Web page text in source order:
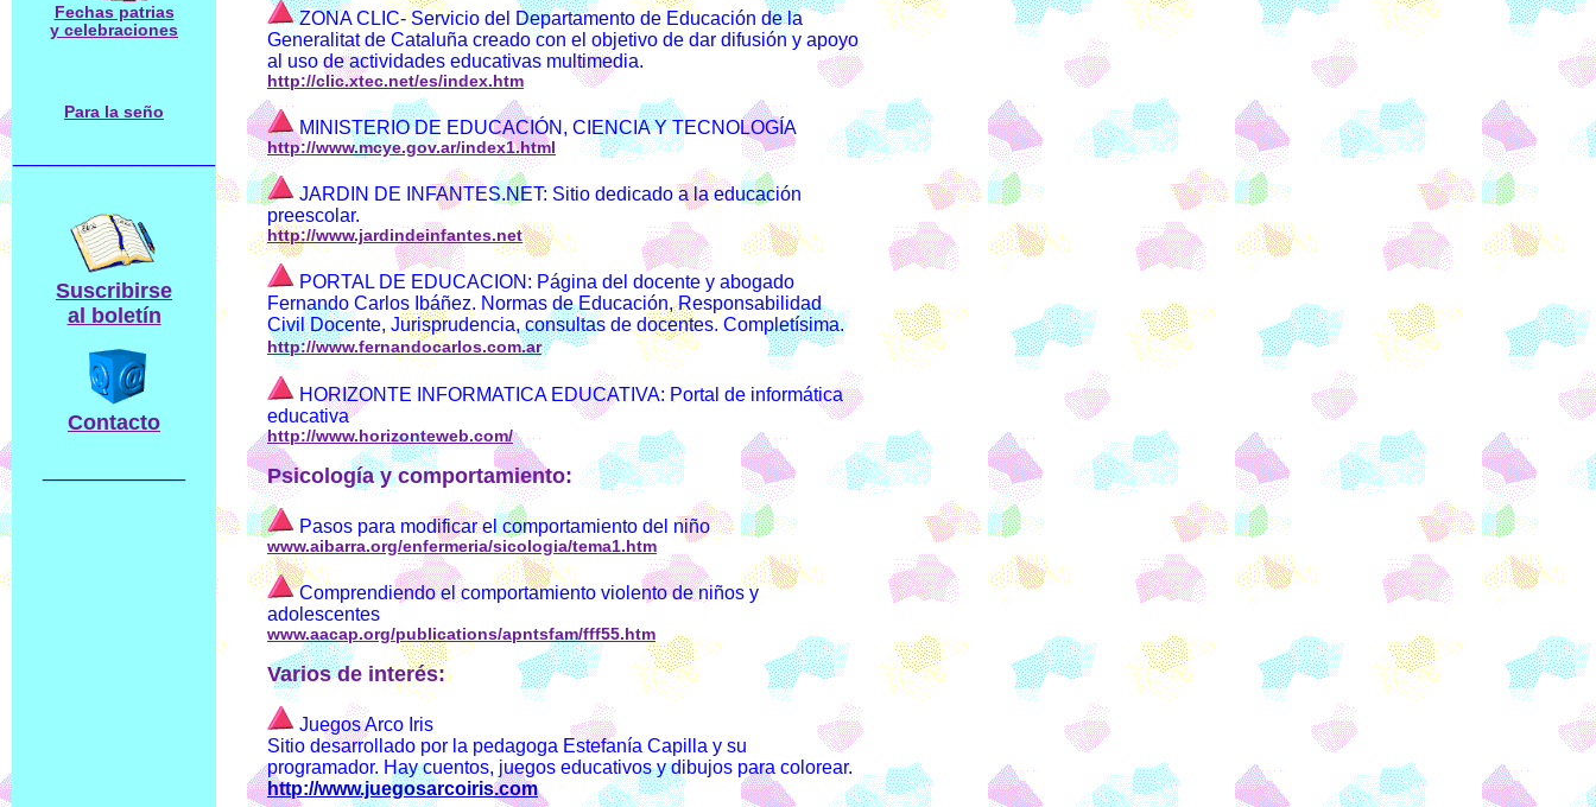
Fechas patrias
y celebraciones
Para la seño
Suscribirse
al boletín
Contacto
ZONA CLIC- Servicio del Departamento de Educación de la
Generalitat de Cataluña creado con el objetivo de dar difusión y apoyo
al uso de actividades educativas multimedia.
http://clic.xtec.net/es/index.htm
MINISTERIO DE EDUCACIÓN, CIENCIA Y TECNOLOGÍA
http://www.mcye.gov.ar/index1.html
JARDIN DE INFANTES.NET: Sitio dedicado a la educación
preescolar.
http://www.jardindeinfantes.net
PORTAL DE EDUCACION: Página del docente y abogado
Fernando Carlos Ibáñez. Normas de Educación, Responsabilidad
Civil Docente, Jurisprudencia, consultas de docentes. Completísima.
http://www.fernandocarlos.com.ar
HORIZONTE INFORMATICA EDUCATIVA: Portal de informática
educativa
http://www.horizonteweb.com/
Psicología y comportamiento:
Pasos para modificar el comportamiento del niño
www.aibarra.org/enfermeria/sicologia/tema1.htm
Comprendiendo el comportamiento violento de niños y
adolescentes
www.aacap.org/publications/apntsfam/fff55.htm
Varios de interés:
Juegos Arco Iris
Sitio desarrollado por la pedagoga Estefanía Capilla y su
programador. Hay cuentos, juegos educativos y dibujos para colorear.
http://www.juegosarcoiris.com